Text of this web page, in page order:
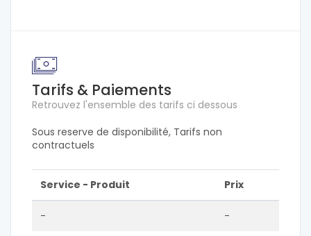
Tarifs & Paiements
Retrouvez l'ensemble des tarifs ci dessous
Sous reserve de disponibilité, Tarifs non
contractuels
Service - Produit Prix
- -